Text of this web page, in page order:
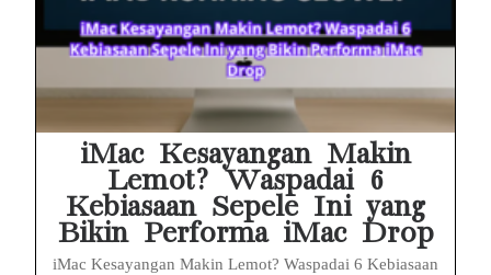
iMac Kesayangan Makin
Lemot? Waspadai 6
Kebiasaan Sepele Ini yang
Bikin Performa iMac Drop
iMac Kesayangan Makin Lemot? Waspadai 6 Kebiasaan